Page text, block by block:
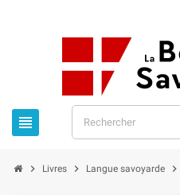

 Livres  Langue savoyarde 